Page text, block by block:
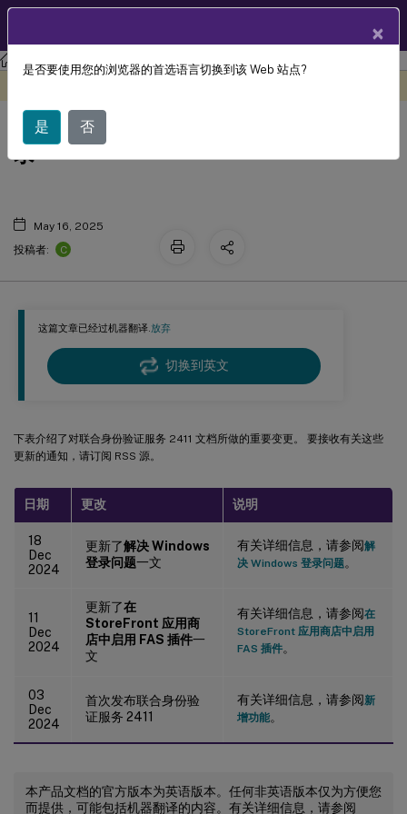
联合身份验证服务 联合身份验证服务
这篇文章已经过机器翻译.放弃
切换到英文
下表介绍了对联合身份验证服务 2411 文档所做的重要变更。 要接收有关这些
更新的通知，请订阅 RSS 源。
日期 更改 说明
18
Dec
2024
更新了解决 Windows
登录问题一文
有关详细信息，请参阅解
决 Windows 登录问题 。
11
Dec
2024
更新了在
StoreFront 应用商
店中启用 FAS 插件一
文
有关详细信息，请参阅在
StoreFront 应用商店中启用
FAS 插件。
03
Dec
2024
首次发布联合身份验
证服务 2411
有关详细信息，请参阅新
增功能。
本产品文档的官方版本为英语版本。任何非英语版本仅为方便您
而提供，可能包括机器翻译的内容。有关详细信息，请参阅
联合身份验证服务 2411 文档历史记
录
May 16, 2025
投稿者:
C
×
是否要使用您的浏览器的首选语言切换到该 Web 站点?
是 否